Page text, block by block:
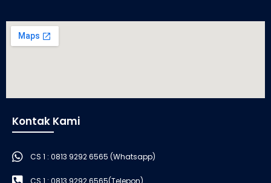
Kontak Kami
CS 1 : 0813 9292 6565 (Whatsapp)